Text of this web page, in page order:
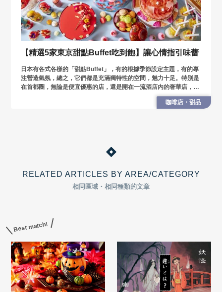
【精選5家東京甜點Buffet吃到飽】讓心情指引味蕾
日本有各式各樣的「甜點Buffet」，有的根據季節設定主題，有的專
注營造氣氛，總之，它們都是充滿獨特性的空間，魅力十足。特別是
在首都圈，無論是便宜優惠的店，還是開在一流酒店內的奢華店，總
咖啡店・甜品
RELATED ARTICLES BY AREA/CATEGORY
相同區域・相同種類的文章
Best match!